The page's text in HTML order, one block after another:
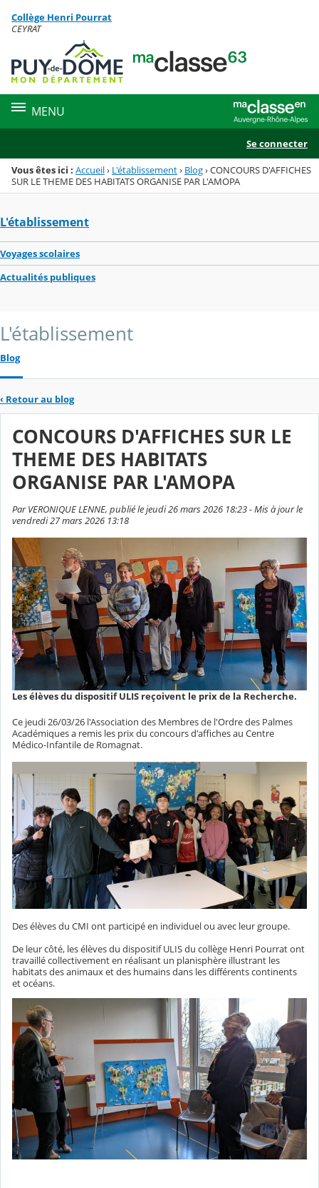
Menu de la rubrique
Contenu
Collège Henri Pourrat
CEYRAT
MENU
Se connecter
Vous êtes ici : Accueil› L'établissement› Blog›CONCOURS D'AFFICHES
SUR LE THEME DES HABITATS ORGANISE PAR L'AMOPA
L'établissement
Voyages scolaires
Actualités publiques
L'établissement
Blog
‹ Retour au blog
CONCOURS D'AFFICHES SUR LE
THEME DES HABITATS
ORGANISE PAR L'AMOPA
Par VERONIQUE LENNE, publié le jeudi 26 mars 2026 18:23 - Mis à jour le
vendredi 27 mars 2026 13:18
Les élèves du dispositif ULIS reçoivent le prix de la Recherche.
Ce jeudi 26/03/26 l'Association des Membres de l'Ordre des Palmes
Académiques a remis les prix du concours d'affiches au Centre
Médico-Infantile de Romagnat.
Des élèves du CMI ont participé en individuel ou avec leur groupe.
De leur côté, les élèves du dispositif ULIS du collège Henri Pourrat ont
travaillé collectivement en réalisant un planisphère illustrant les
habitats des animaux et des humains dans les différents continents
et océans.